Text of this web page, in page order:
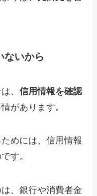
ないから
、信用情報を確認
があります。
めには、信用情報
す。
、銀行や消費者金